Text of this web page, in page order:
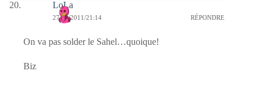
LoLa
27/01/2011/21:14 RÉPONDRE
On va pas solder le Sahel…quoique!
Biz